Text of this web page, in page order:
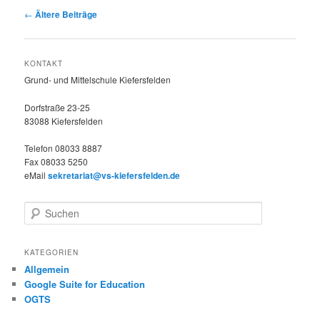
Beitrags-
← Ältere Beiträge
KONTAKT
Grund- und Mittelschule Kiefersfelden
Dorfstraße 23-25
83088 Kiefersfelden
Telefon 08033 8887
Fax 08033 5250
eMailsekretariat@vs-kiefersfelden.de
u
h
n
KATEGORIEN
Allgemein
Google Suite for Education
OGTS